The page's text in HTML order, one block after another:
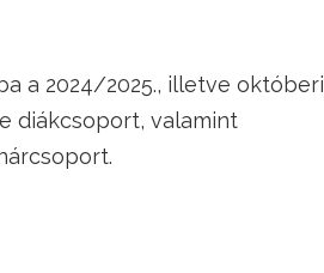
a 2024/2025., illetve októberi
diákcsoport, valamint